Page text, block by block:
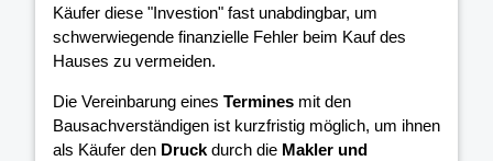
Käufer diese "Investion" fast unabdingbar, um
schwerwiegende finanzielle Fehler beim Kauf des
Hauses zu vermeiden.
Die Vereinbarung eines Termines mit den
Bausachverständigen ist kurzfristig möglich, um ihnen
als Käufer den Druckdurch die Makler und